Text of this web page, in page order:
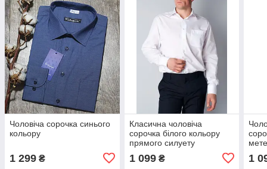
Чоловіча сорочка синього
кольору
1 299 ₴
Класична чоловіча
сорочка білого кольору
прямого силуету
1 099₴ 1